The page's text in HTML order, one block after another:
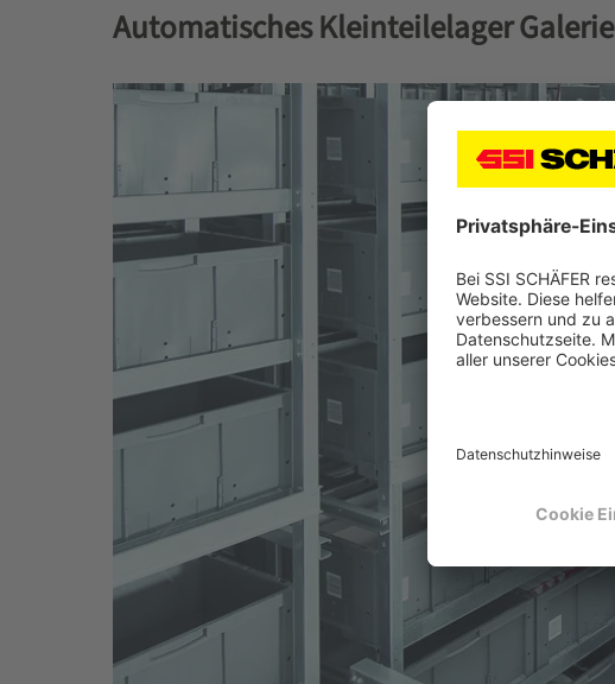
Automatisches Kleinteilelager Galerie